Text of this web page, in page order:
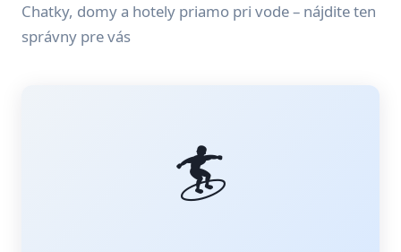
Chatky, domy a hotely priamo pri vode – nájdite ten
správny pre vás
🏄